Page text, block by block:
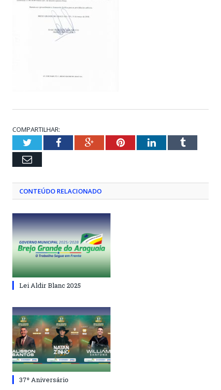
COMPARTILHAR:
TwitterFacebookGoogle+PinterestLinkedInTumblr
Email
CONTEÚDO RELACIONADO
Lei Aldir Blanc 2025
37º Aniversário